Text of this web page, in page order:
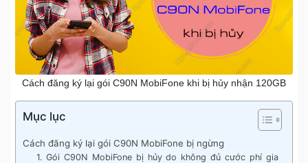
Cách đăng ký lại gói C90N MobiFone khi bị hủy nhận 120GB
Mục lục
Cách đăng ký lại gói C90N MobiFone bị ngừng
1. Gói C90N MobiFone bị hủy do không đủ cước phí gia